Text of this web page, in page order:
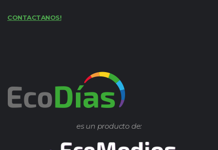
CONTACTANOS!
es un producto de: